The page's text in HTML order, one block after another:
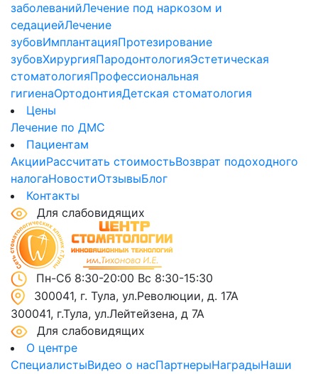
заболеванийЛечение под наркозом и
седациейЛечение
зубовИмплантацияПротезирование
зубовХирургияПародонтологияЭстетическая
стоматологияПрофессиональная
гигиенаОртодонтияДетская стоматология
Цены
Лечение по ДМС
Пациентам
АкцииРассчитать стоимостьВозврат подоходного
налогаНовостиОтзывыБлог
Контакты
Для слабовидящих
Пн-Сб 8:30-20:00 Вс 8:30-15:30
300041, г. Тула, ул.Революции, д. 17А
300041, г.Тула, ул.Лейтейзена, д 7А
Для слабовидящих
О центре
СпециалистыВидео о насПартнерыНаградыНаши